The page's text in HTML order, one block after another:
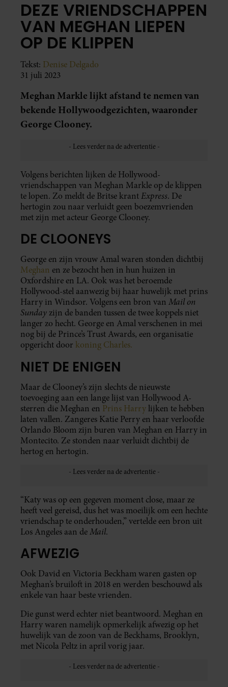
DEZE VRIENDSCHAPPEN
VAN MEGHAN LIEPEN
OP DE KLIPPEN
Tekst: Denise Delgado
31 juli 2023
Meghan Markle lijkt afstand te nemen van
bekende Hollywoodgezichten, waaronder
George Clooney.
Volgens berichten lijken de Hollywood-
vriendschappen van Meghan Markle op de klippen
te lopen. Zo meldt de Britse krantExpress. De
hertogin zou naar verluidt geen boezemvrienden
met zijn met acteur George Clooney.
DE CLOONEYS
George en zijn vrouw Amal waren stonden dichtbij
Meghan en ze bezocht hen in hun huizen in
Oxfordshire en LA. Ook was het beroemde
Hollywood-stel aanwezig bij haar huwelijk met prins
Harry in Windsor. Volgens een bron van Mail on
Sunday zijn de banden tussen de twee koppels niet
langer zo hecht. George en Amal verschenen in mei
nog bij de Prince’s Trust Awards, een organisatie
opgericht door koning Charles.
NIET DE ENIGEN
Maar de Clooney’s zijn slechts de nieuwste
toevoeging aan een lange lijst van Hollywood A-
sterren die Meghan en Prins Harrylijken te hebben
laten vallen. Zangeres Katie Perry en haar verloofde
Orlando Bloom zijn buren van Meghan en Harry in
Montecito. Ze stonden naar verluidt dichtbij de
hertog en hertogin.
“Katy was op een gegeven moment close, maar ze
heeft veel gereisd, dus het was moeilijk om een hechte
vriendschap te onderhouden,” vertelde een bron uit
Los Angeles aan deMail.
AFWEZIG
Ook David en Victoria Beckham waren gasten op
Meghan’s bruiloft in 2018 en werden beschouwd als
enkele van haar beste vrienden.
Die gunst werd echter niet beantwoord. Meghan en
Harry waren namelijk opmerkelijk afwezig op het
huwelijk van de zoon van de Beckhams, Brooklyn,
met Nicola Peltz in april vorig jaar.